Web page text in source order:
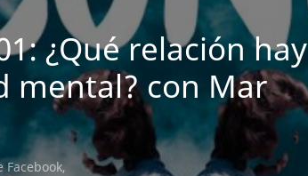
¿Qué relación hay
mental? con Mar